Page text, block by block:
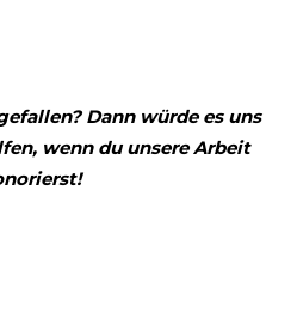
Dann würde es uns
wenn du unsere Arbeit